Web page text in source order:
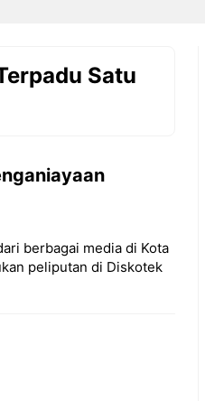
Satu
berbagai media di Kota
peliputan di Diskotek